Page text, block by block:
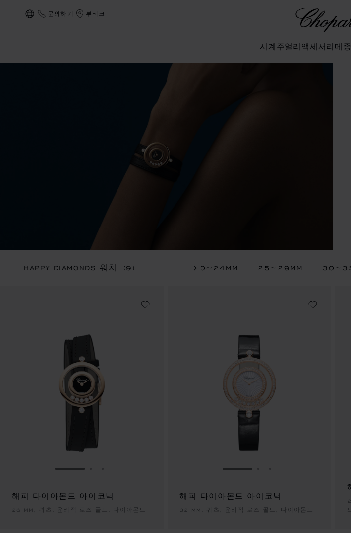
현지화(국가 변경)
문의하기 부티크
시계 주얼리 액세서리 메종
HAPPY DIAMONDS 워치 (9) 20~24MM 25~29MM
슬라이드로 이동 1
해피 다이아몬드 아이코닉
26 MM, 쿼츠, 윤리적 로즈 골드, 다이아몬드
슬라이드로 이동 1
해피 다이아몬드 아이코닉
32 MM, 쿼츠, 윤리적 로즈 골드, 다이아몬드